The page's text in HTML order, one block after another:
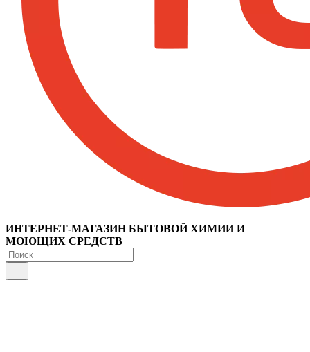
ИНТЕРНЕТ-МАГАЗИН БЫТОВОЙ ХИМИИ И
МОЮЩИХ СРЕДСТВ